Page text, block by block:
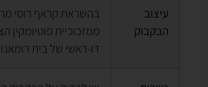
עיצוב
הבקבוק
ממזכוכיית פוטיומקין
דו-ראשי של בית